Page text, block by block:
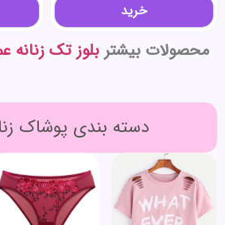
خرید
محصولات بیشتر بلوز تک زنانه
دسته بندی پوشاک